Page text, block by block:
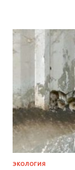
ЭКОЛОГИЯ